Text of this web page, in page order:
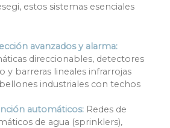
estos sistemas esenciales
avanzados y alarma:
direccionables, detectores
y barreras lineales infrarrojas
industriales con techos
automáticos: Redes de
de agua (sprinklers),